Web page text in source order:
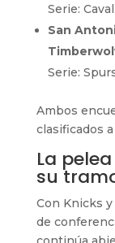
Serie:
San
Serie:
Ambos
clasificados
La
su
Con Knicks
de